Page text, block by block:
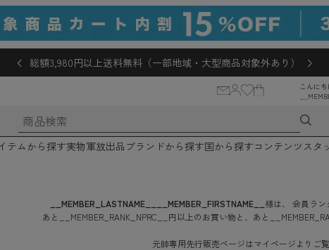
総額3,980円以上送料無料（一部地域・大型商品対象外あり）
こんにち
テムから探す実物軍放出品 ブランドから探す国から探す コンテンツ スタ
__MEMBER_LASTNAME__ __MEMBER_FIRSTNAME__ 様は、 会員ラン
あと
__MEMBER_RANK_NPRC__ 円以上のお買い物と、あと
元帥専用先行販売ページはマイページよりご覧